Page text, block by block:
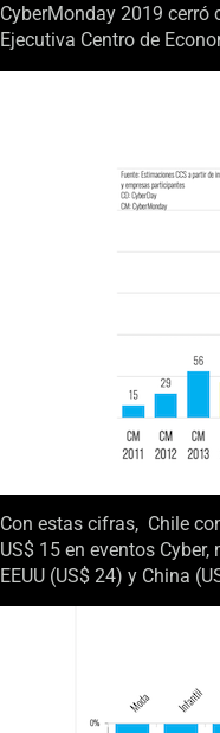
CyberMonday 2019 cerró
Ejecutiva Centro de
Con estas cifras, Chile
US$ 15 en eventos
EEUU (US$ 24) y China